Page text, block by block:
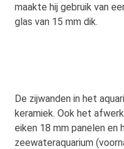
maakte hij gebruik van
glas van 15 mm dik.
De zijwanden in het
keramiek. Ook het
eiken 18 mm panelen en
zeewateraquarium